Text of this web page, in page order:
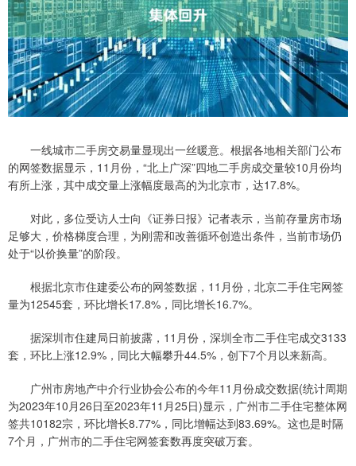
一线城市二手房交易量显现出一丝暖意。根据各地相关部门公布
的网签数据显示，11月份，“北上广深”四地二手房成交量较10月份均
有所上涨，其中成交量上涨幅度最高的为北京市，达17.8%。
对此，多位受访人士向《证券日报》记者表示，当前存量房市场
足够大，价格梯度合理，为刚需和改善循环创造出条件，当前市场仍
处于“以价换量”的阶段。
根据北京市住建委公布的网签数据，11月份，北京二手住宅网签
量为12545套，环比增长17.8%，同比增长16.7%。
据深圳市住建局日前披露，11月份，深圳全市二手住宅成交3133
套，环比上涨12.9%，同比大幅攀升44.5%，创下7个月以来新高。
广州市房地产中介行业协会公布的今年11月份成交数据(统计周期
为2023年10月26日至2023年11月25日)显示，广州市二手住宅整体网
签共10182宗，环比增长8.77%，同比增幅达到83.69%。这也是时隔
7个月，广州市的二手住宅网签套数再度突破万套。